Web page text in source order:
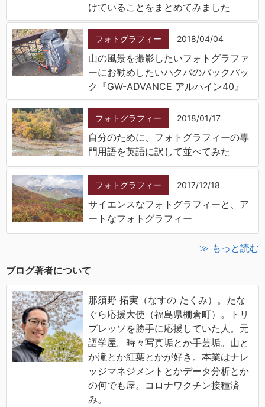
けていることをまとめてみました
フォトグラフィー 2018/04/04
山の風景を撮影したいフォトグラファ
ーにお勧めしたいハクバのバックパッ
ク『GW-ADVANCE アルパイン40』
フォトグラフィー 2018/01/17
自分のために、フォトグラフィーの専
門用語を英語に訳して並べてみた
フォトグラフィー 2017/12/18
サイエンスなフォトグラフィーと、ア
ートなフォトグラフィー
≫ もっと読む
ブログ著者について
那須野 拓実（なすの たくみ）。たな
ぐら応援大使（福島県棚倉町）。トリ
プレッソを勝手に応援していた人。元
語学屋。時々写真垢とか手芸垢。山と
か滝とか紅葉とかが好き。本業はナレ
ッジマネジメントとかデータ分析とか
の何でも屋。コロナワクチン接種済
み。